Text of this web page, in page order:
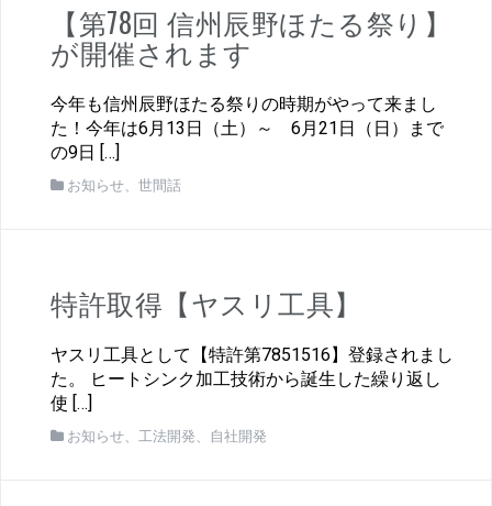
【第78回 信州辰野ほたる祭り】
が開催されます
今年も信州辰野ほたる祭りの時期がやって来まし
た！今年は6月13日（土）～ 6月21日（日）まで
の9日 […]
お知らせ、 世間話
特許取得【ヤスリ工具】
ヤスリ工具として【特許第7851516】登録されまし
た。 ヒートシンク加工技術から誕生した繰り返し
使 […]
お知らせ、 工法開発、 自社開発